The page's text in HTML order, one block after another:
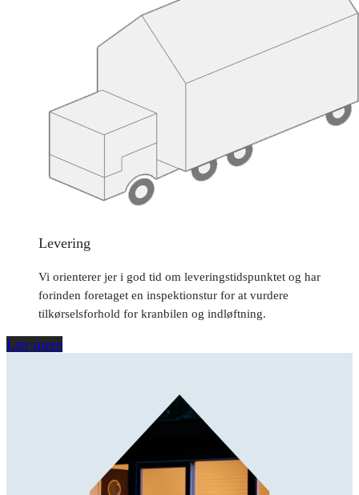
Levering
Vi orienterer jer i god tid om leveringstidspunktet og har
forinden foretaget en inspektionstur for at vurdere
tilkørselsforhold for kranbilen og indløftning.
Lær mere